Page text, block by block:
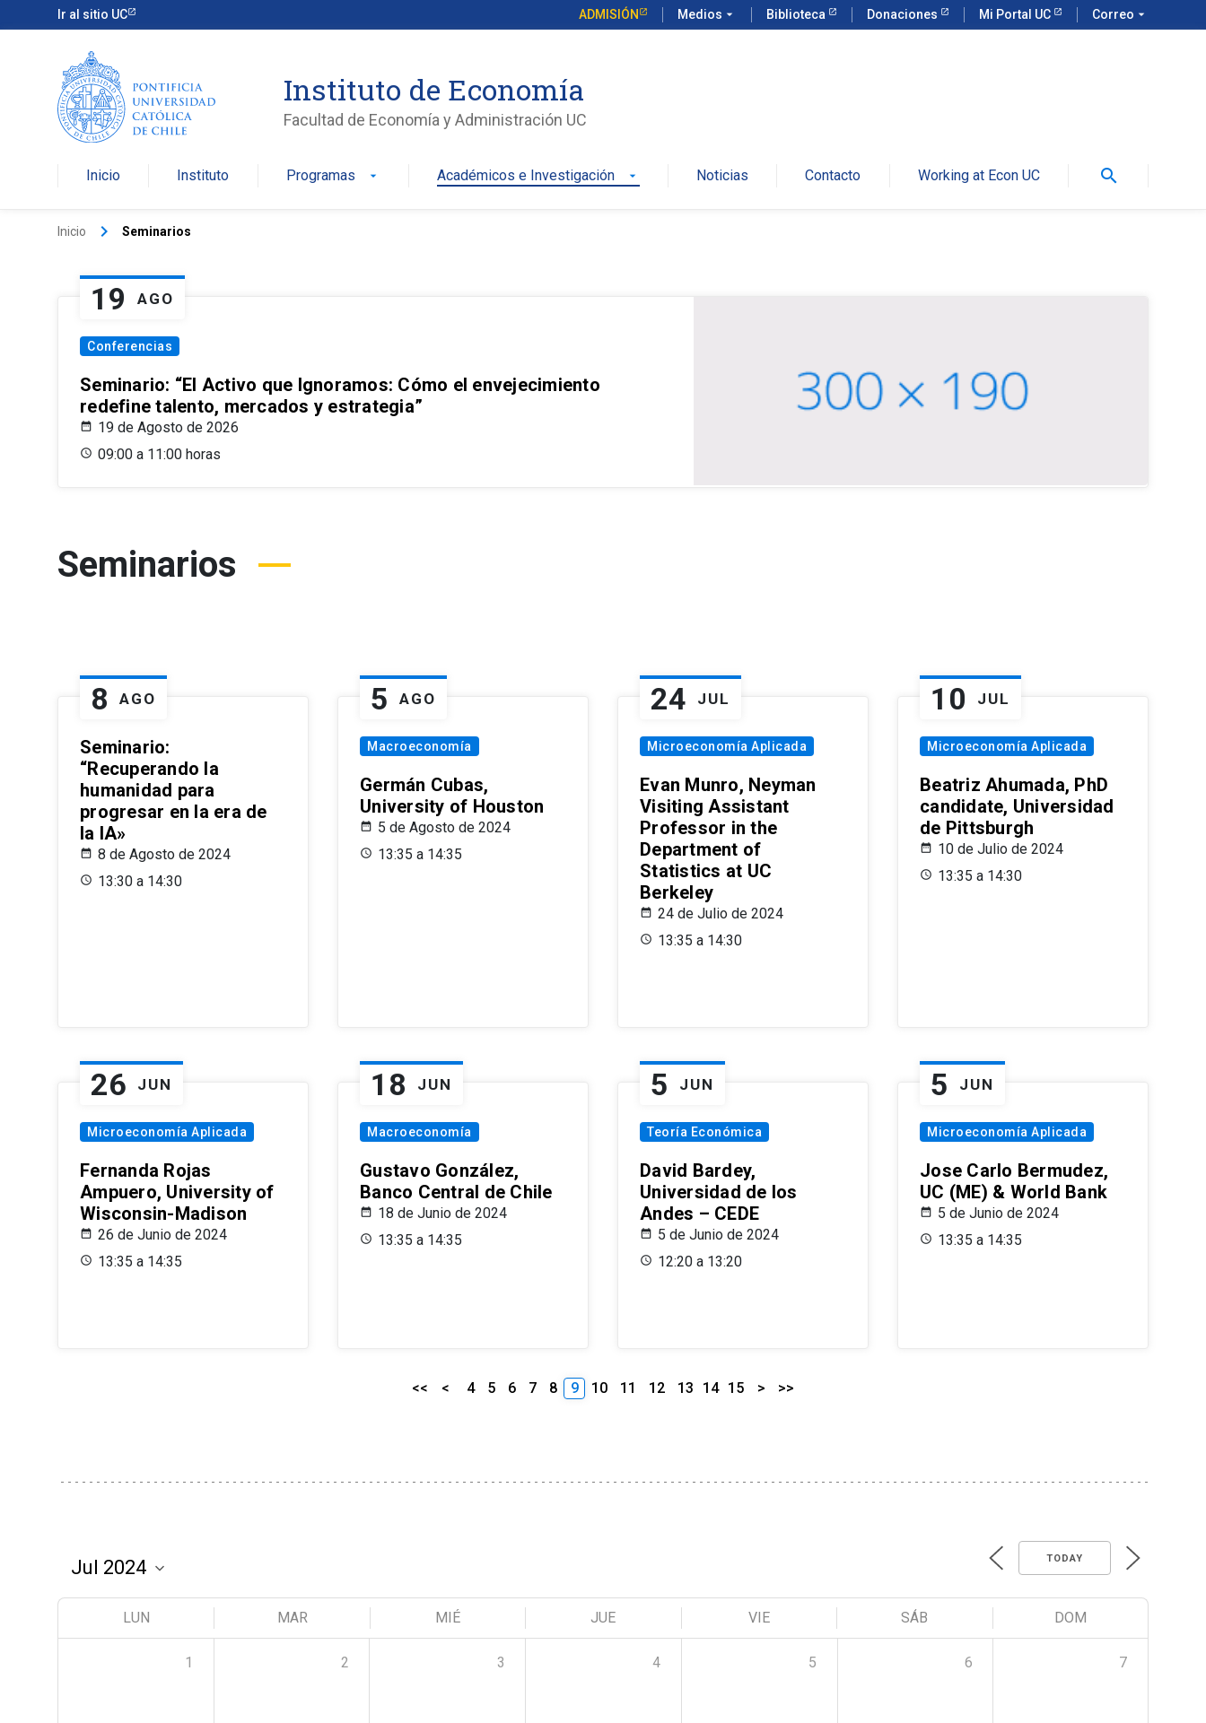
Ir al sitio UC ADMISIÓN Medios arrow_drop_down Biblioteca Donaciones Mi Portal UC Correo arrow_drop_down
Instituto de Economía
Facultad de Economía y Administración UC
Inicio Instituto Programas arrow_drop_down Académicos e Investigación arrow_drop_down Noticias Contacto Working at Econ UC search
Inicio keyboard_arrow_right Seminarios
19 AGO
Conferencias
Seminario: “El Activo que Ignoramos: Cómo el envejecimiento
redefine talento, mercados y estrategia”
19 de Agosto de 2026
09:00 a 11:00 horas
Seminarios
8 AGO
Seminario:
“Recuperando la
humanidad para
progresar en la era de
la IA»
8 de Agosto de 2024
13:30 a 14:30
5 AGO
Macroeconomía
Germán Cubas,
University of Houston
5 de Agosto de 2024
13:35 a 14:35
24 JUL
Microeconomía Aplicada
Evan Munro, Neyman
Visiting Assistant
Professor in the
Department of
Statistics at UC
Berkeley
24 de Julio de 2024
13:35 a 14:30
10 JUL
Microeconomía Aplicada
Beatriz Ahumada, PhD
candidate, Universidad
de Pittsburgh
10 de Julio de 2024
13:35 a 14:30
26 JUN
Microeconomía Aplicada
Fernanda Rojas
Ampuero, University of
Wisconsin-Madison
26 de Junio de 2024
13:35 a 14:35
18 JUN
Macroeconomía
Gustavo González,
Banco Central de Chile
18 de Junio de 2024
13:35 a 14:35
5 JUN
Teoría Económica
David Bardey,
Universidad de los
Andes – CEDE
5 de Junio de 2024
12:20 a 13:20
5 JUN
Microeconomía Aplicada
Jose Carlo Bermudez,
UC (ME) & World Bank
5 de Junio de 2024
13:35 a 14:35
<< < 4 5 6 7 8 9 10 11 12 13 14 15 > >>
TODAY
LUN MAR MIÉ JUE VIE SÁB DOM
1 2 3 4 5 6 7